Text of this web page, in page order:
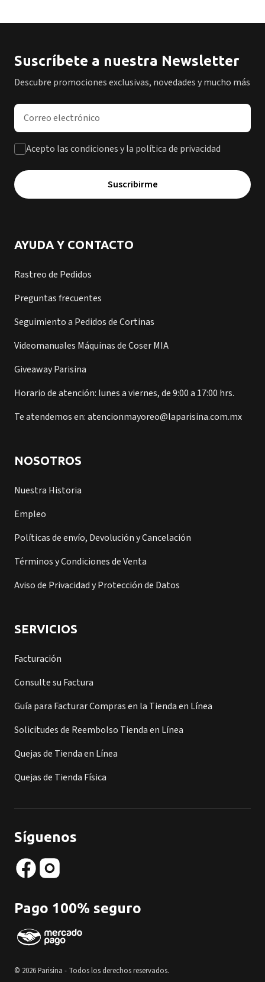
Suscríbete a nuestra Newsletter
Descubre promociones exclusivas, novedades y mucho más
Dirección de correo electrónico
Acepto las condiciones y la política de privacidad
Suscribirme
AYUDA Y CONTACTO
Rastreo de Pedidos
Preguntas frecuentes
Seguimiento a Pedidos de Cortinas
Videomanuales Máquinas de Coser MIA
Giveaway Parisina
Horario de atención: lunes a viernes, de 9:00 a 17:00 hrs.
Te atendemos en: atencionmayoreo@laparisina.com.mx
NOSOTROS
Nuestra Historia
Empleo
Políticas de envío, Devolución y Cancelación
Términos y Condiciones de Venta
Aviso de Privacidad y Protección de Datos
SERVICIOS
Facturación
Consulte su Factura
Guía para Facturar Compras en la Tienda en Línea
Solicitudes de Reembolso Tienda en Línea
Quejas de Tienda en Línea
Quejas de Tienda Física
Síguenos
Pago 100% seguro
© 2026 Parisina - Todos los derechos reservados.